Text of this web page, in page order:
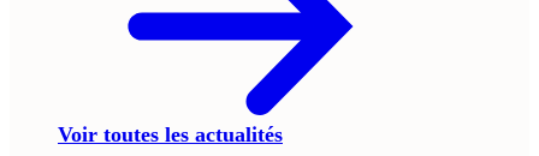
Voir toutes les actualités